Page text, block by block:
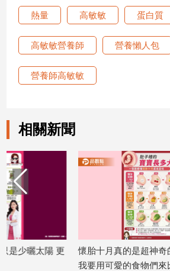
時
尚
追
星
建
築/
室
內
設
計
美
食
熱量 高敏敏 蛋白質
高敏敏營養師 營養懶人包
營養師高敏敏
相關新聞
懷胎十月真的是超神奇的人生經歷 今天
我要用可愛的食物們來比喻「肚子裡的